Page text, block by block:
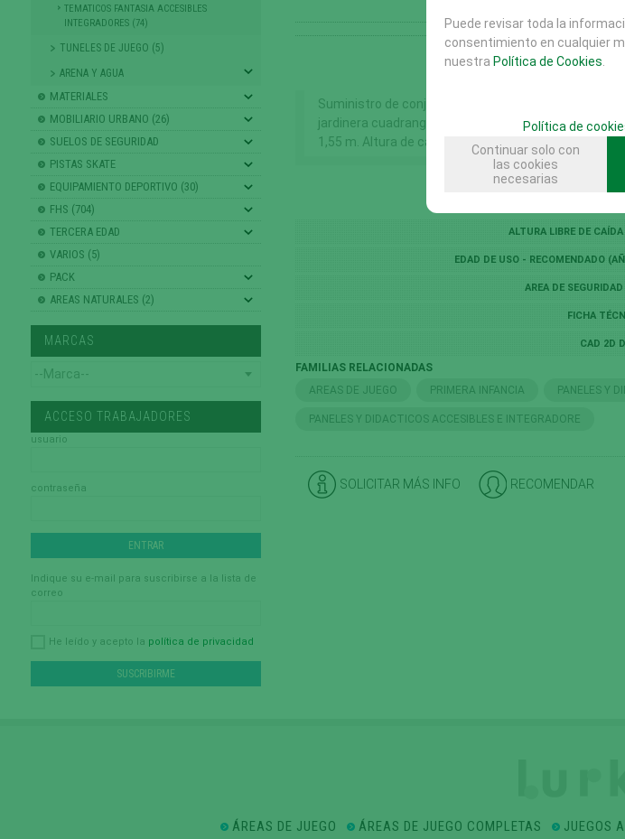
TEMATICOS FANTASIA ACCESIBLES
INTEGRADORES (74)
TUNELES DE JUEGO (5)
ARENA Y AGUA
MATERIALES
MOBILIARIO URBANO (26)
SUELOS DE SEGURIDAD
PISTAS SKATE
EQUIPAMIENTO DEPORTIVO (30)
FHS (704)
TERCERA EDAD
VARIOS (5)
PACK
AREAS NATURALES (2)
MARCAS
ACCESO TRABAJADORES
usuario
contraseña
Indique su e-mail para suscribirse a la lista de
correo
He leído y acepto la política de privacidad
Suministro de conjunto JARDINERA DE MADERA -4
jardinera cuadrangular de 1 x 1 m con cornisa,
1,55 m. Altura de caída: 0 m. Edad de uso: de 3 a 11
ALTURA LIBRE DE
EDAD DE USO - RECOMENDADO
AREA DE
FICHA
CAD 2D
FAMILIAS RELACIONADAS
AREAS DE JUEGO
PRIMERA INFANCIA PANELES Y
PANELES Y DIDACTICOS ACCESIBLES E INTEGRADORE
SOLICITAR MÁS INFO RECOMENDAR
ÁREAS DE JUEGO ÁREAS DE JUEGO COMPLETAS JUEGOS
Puede revisar toda la
consentimiento en cualquier
nuestra Política de Cookies
Política de
Continuar solo con
las cookies
necesarias